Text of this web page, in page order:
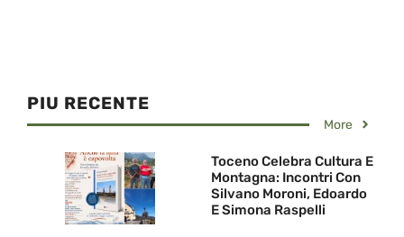
PIU RECENTE
More
Toceno Celebra Cultura E
Montagna: Incontri Con
Silvano Moroni, Edoardo
E Simona Raspelli